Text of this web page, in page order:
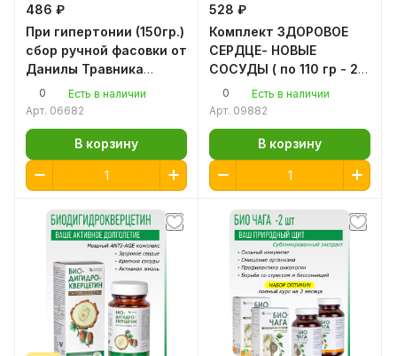
486 ₽
При гипертонии (150гр.)
сбор ручной фасовки от
Данилы Травника
снижает холестерин
0
Есть в наличии
Арт. 06682
В корзину
528 ₽
Комплект ЗДОРОВОЕ
СЕРДЦЕ- НОВЫЕ
СОСУДЫ ( по 110 гр - 2
шт) для здоровья
сердечно-сосудистой
0
Есть в наличии
Арт. 09882
В корзину